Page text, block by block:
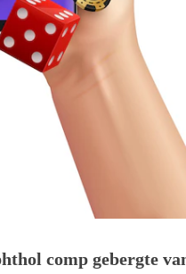
comp gebergte